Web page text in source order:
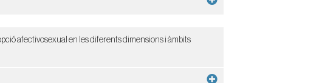
afectivosexual en les diferents dimensions i àmbits